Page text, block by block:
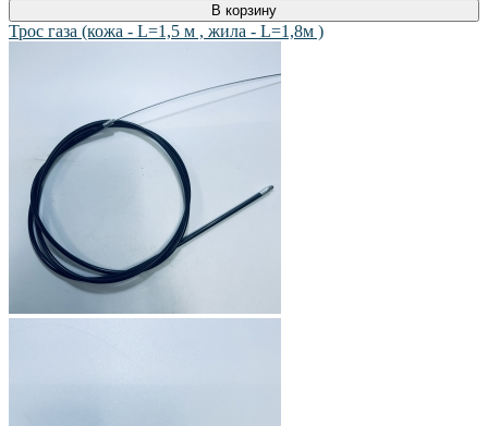
В корзину
Трос газа (кожа - L=1,5 м , жила - L=1,8м )